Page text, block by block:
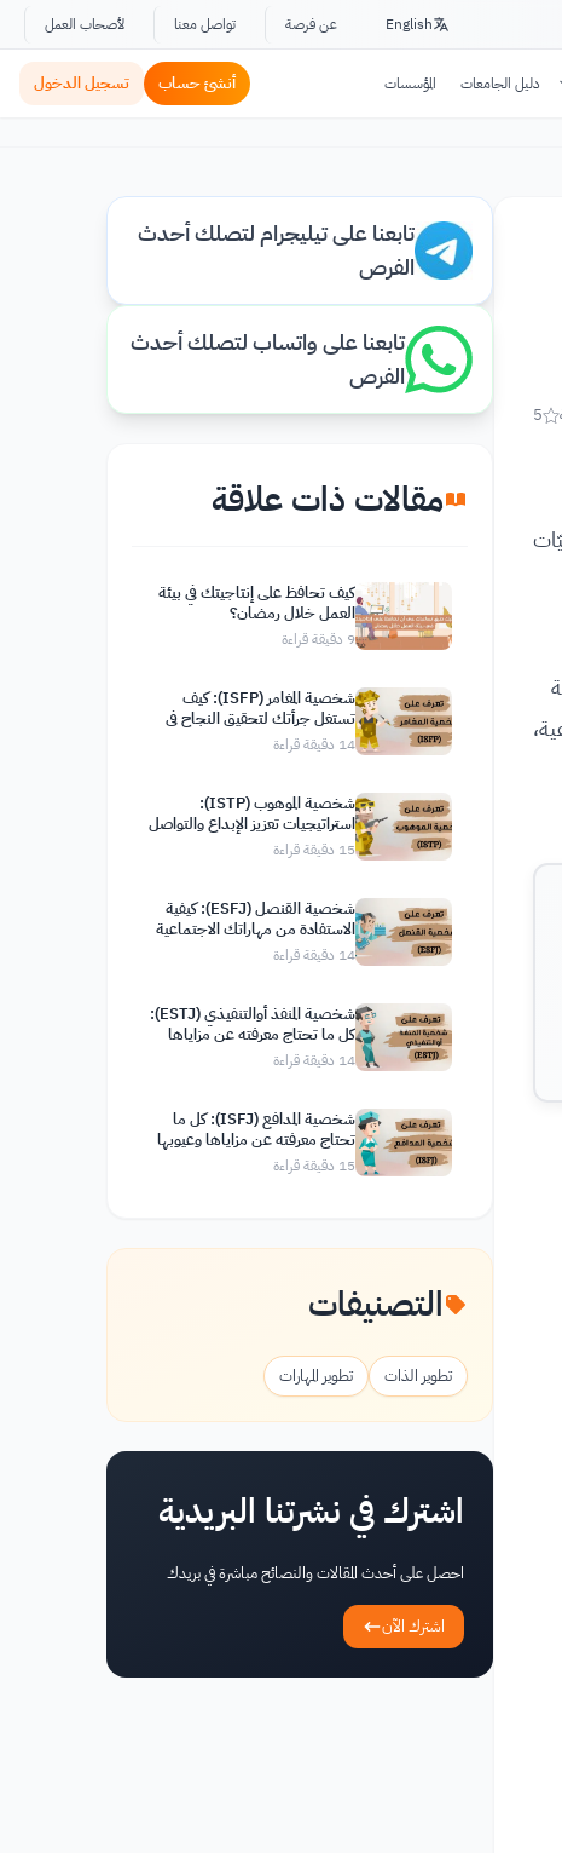
English عن فرصة تواصل معنا لأصحاب العمل
دليل الجامعات المؤسسات أنشئ حساب تسجيل الدخول
5
تابعنا على تيليجرام لتصلك أحدث
الفرص
تابعنا على واتساب لتصلك أحدث
الفرص
مقالات ذات علاقة
كيف تحافظ على إنتاجيتك في بيئة
العمل خلال رمضان؟
9 دقيقة قراءة
شخصية المغامر (ISFP): كيف
تستغل جرأتك لتحقيق النجاح في
حياتك
14 دقيقة قراءة
شخصية الموهوب (ISTP):
استراتيجيات تعزيز الإبداع والتواصل
الفعّال
15 دقيقة قراءة
شخصية القنصل (ESFJ): كيفية
الاستفادة من مهاراتك الاجتماعية
لتحقيق نتائج إيجابية
14 دقيقة قراءة
شخصية المنفذ أوالتنفيذي (ESTJ):
كل ما تحتاج معرفته عن مزاياها
وعيوبها وصفاتها
14 دقيقة قراءة
شخصية المدافع (ISFJ): كل ما
تحتاج معرفته عن مزاياها وعيوبها
وصفاتها
15 دقيقة قراءة
التصنيفات
تطوير الذات تطوير المهارات
اشترك في نشرتنا البريدية
احصل على أحدث المقالات والنصائح مباشرة في بريدك
اشترك الآن